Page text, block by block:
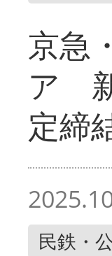
京急
ア
定締
民鉄・